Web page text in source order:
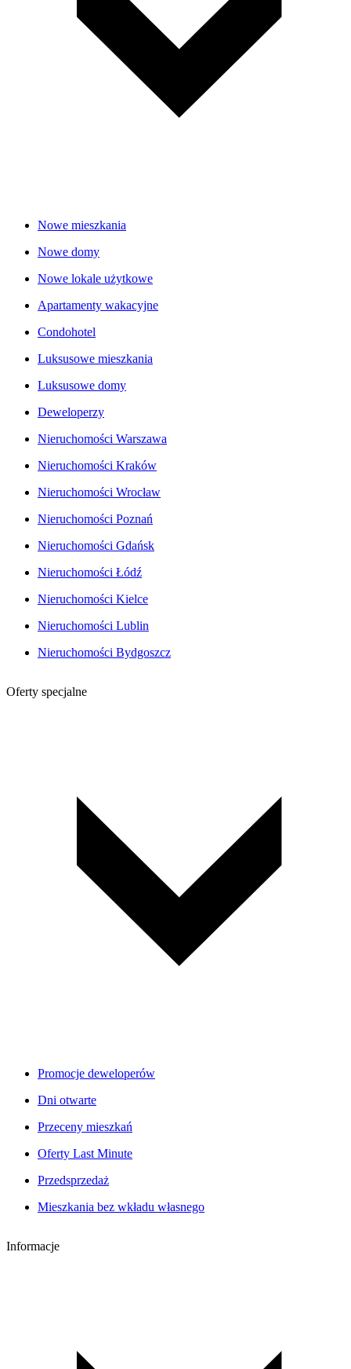
Nowe mieszkania
Nowe domy
Nowe lokale użytkowe
Apartamenty wakacyjne
Condohotel
Luksusowe mieszkania
Luksusowe domy
Deweloperzy
Nieruchomości Warszawa
Nieruchomości Kraków
Nieruchomości Wrocław
Nieruchomości Poznań
Nieruchomości Gdańsk
Nieruchomości Łódź
Nieruchomości Kielce
Nieruchomości Lublin
Nieruchomości Bydgoszcz
Oferty specjalne
Promocje deweloperów
Dni otwarte
Przeceny mieszkań
Oferty Last Minute
Przedsprzedaż
Mieszkania bez wkładu własnego
Informacje